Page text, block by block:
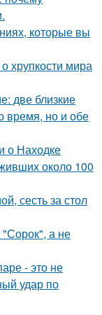
которые вы
хрупкости мира
две близкие
время, но и обе
о Находке
около 100
сесть за стол
а не
- это не
удар по